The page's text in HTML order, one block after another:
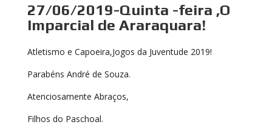
27/06/2019-Quinta -feira ,O
Imparcial de Araraquara!
Atletismo e Capoeira,Jogos da Juventude 2019!
Parabéns André de Souza​.
Atenciosamente Abraços,
Filhos do Paschoal.